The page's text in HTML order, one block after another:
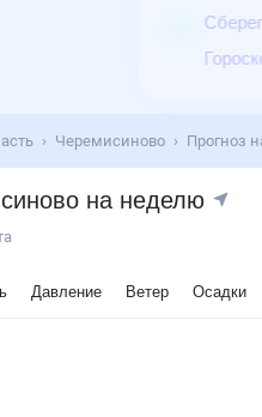
Черемисиново Прогноз
на неделю
Давление Ветер Осадки